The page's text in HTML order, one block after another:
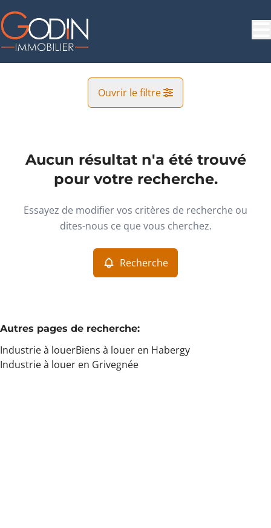
Ouvrir le filtre
Habergy (6782) Remove
Industrie Remove
Max. budget
Vue de la carte
Recherche Trier par
Aucun résultat n'a été trouvé
pour votre recherche.
Essayez de modifier vos critères de recherche ou
dites-nous ce que vous cherchez.
Recherche
Autres pages de recherche:
Industrie à louerBiens à louer en Habergy
Industrie à louer en Grivegnée